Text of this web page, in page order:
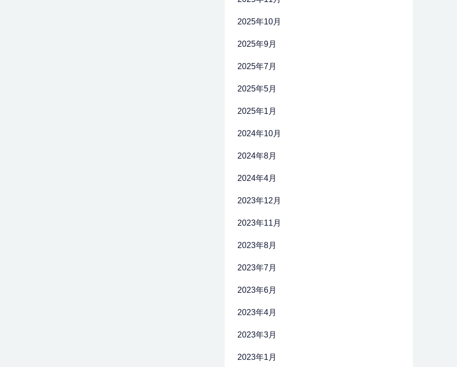
2025年10月
2025年9月
2025年7月
2025年5月
2025年1月
2024年10月
2024年8月
2024年4月
2023年12月
2023年11月
2023年8月
2023年7月
2023年6月
2023年4月
2023年3月
2023年1月